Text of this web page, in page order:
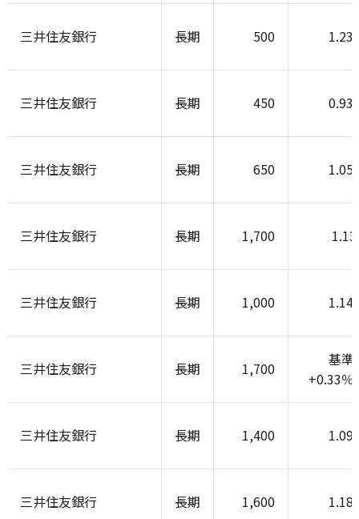
三井住友銀行 長期 500
三井住友銀行 長期 450
三井住友銀行 長期 650
三井住友銀行 長期 1,700
三井住友銀行 長期 1,000
三井住友銀行 長期 1,700
基準
+0.33％
三井住友銀行 長期 1,400
三井住友銀行 長期 1,600